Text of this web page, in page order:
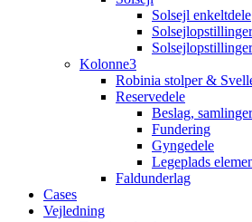
Solsejl enkeltdele
Kolonne3
Robinia stolper &
Reservedele
Beslag,
Fundering
Gyngedele
Legeplads
Faldunderlag
Cases
Vejledning